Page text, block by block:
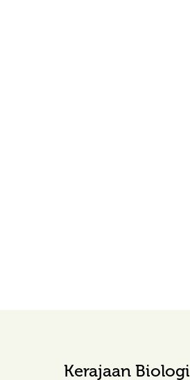
Kerajaan Biologi